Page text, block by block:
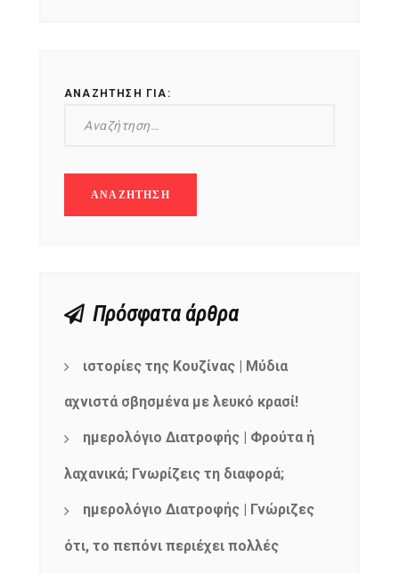
ΑΝΑΖΉΤΗΣΗ ΓΙΑ:
Πρόσφατα άρθρα
ιστορίες της Κουζίνας | Μύδια
αχνιστά σβησμένα με λευκό κρασί!
ημερολόγιο Διατροφής | Φρούτα ή
λαχανικά; Γνωρίζεις τη διαφορά;
ημερολόγιο Διατροφής | Γνώριζες
ότι, το πεπόνι περιέχει πολλές